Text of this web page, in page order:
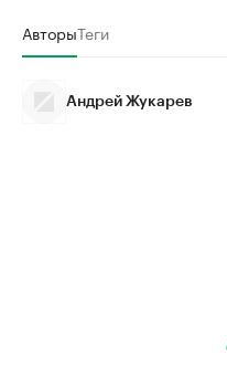
АвторыТеги
Андрей Жукарев